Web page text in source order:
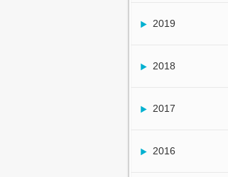
2019
2018
2017
2016